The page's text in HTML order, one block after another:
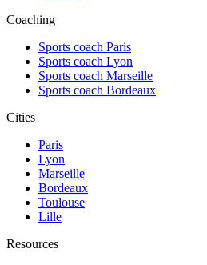
Coaching
Sports coach Paris
Sports coach Lyon
Sports coach Marseille
Sports coach Bordeaux
Cities
Paris
Lyon
Marseille
Bordeaux
Toulouse
Lille
Resources